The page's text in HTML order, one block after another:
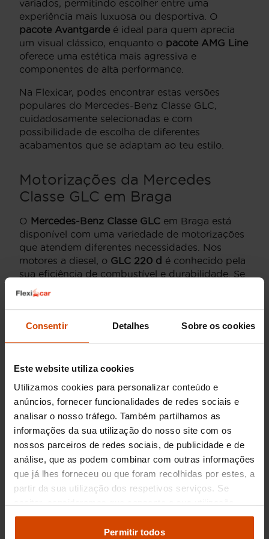
Consentir Detalhes Sobre os cookies
Este website utiliza cookies
Utilizamos cookies para personalizar conteúdo e
anúncios, fornecer funcionalidades de redes sociais e
analisar o nosso tráfego. Também partilhamos as
informações da sua utilização do nosso site com os
nossos parceiros de redes sociais, de publicidade e de
análise, que as podem combinar com outras informações
que já lhes forneceu ou que foram recolhidas por estes, a
partir da sua utilização dos respetivos serviços. Se
Pode modificar as suas opções de consentimento e
definições de cookies
Permitir todos
variados, permitindo escolher entre uma
experiência mais luxuosa ou desportiva. O
pacote Avantgarde é ideal para quem aprecia
um visual clássico, enquanto o pacote AMG Line
oferece uma estética mais agressiva e
componentes de alta performance.
Na Flexicar, podes encontrar estas versões
populares do Mercedes-Benz Classe GLC,
cuidadosamente selecionadas e com
possibilidade de escolha de diferentes
acabamentos que se adaptam ao teu estilo.
Motorizações da Mercedes
Classe GLC em Braga
O Mercedes-Benz Classe GLC em Braga está
disponível com uma variedade de motorizações
que atendem diferentes necessidades. Nos
motores a diesel, o GLC 220 d é conhecido pela
sua eficiência de combustível e durabilidade. Se
preferes a gasolina, o
motor turboalimentado que combina potência
com soft running.
gasolina com um motor elétrico, proporcionando
Além disso, oGLC 43 AMGestá disponível para
aqueles que desejam máxima performance, com
o seu motor V6 que oferece uma experiência de
condução emocionante.
Na Flexicar, terás acesso a uma variedade de
motorizações doMercedes-Benz Classe GLC,
cada uma inspecionada minuciosamente para
garantir a máxima qualidade e desempenho.
Preço dos Mercedes